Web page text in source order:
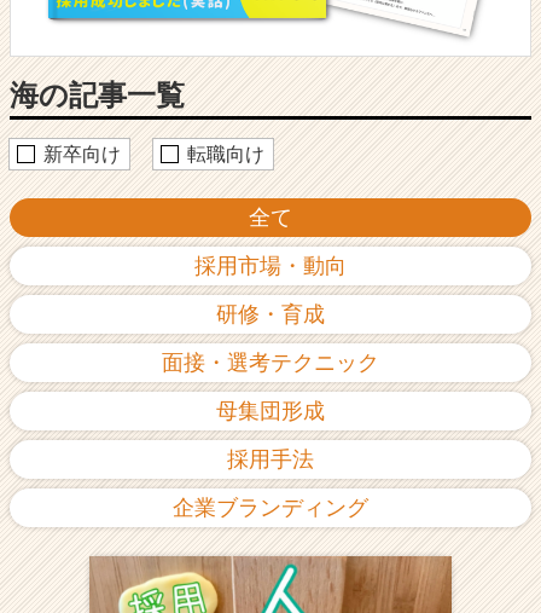
ウ
ベ
ン
チ
成
長
企
か
ら
ス
ウ
が
届
く
就
活
海の記事一覧
全て
採用市場・動向
研修・育成
面接・選考テクニック
母集団形成
採用手法
企業ブランディング
新卒向け 転職向け